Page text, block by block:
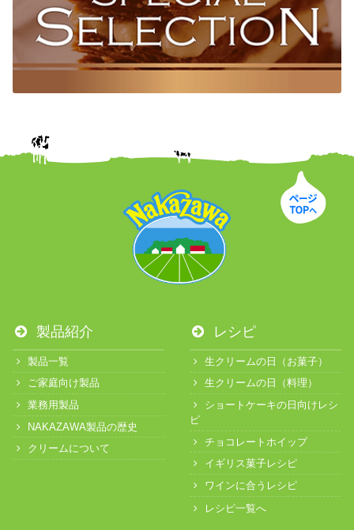
製品紹介
製品一覧
ご家庭向け製品
業務用製品
NAKAZAWA製品の歴史
クリームについて
レシピ
生クリームの日（お菓子）
生クリームの日（料理）
ショートケーキの日向けレシ
ピ
チョコレートホイップ
イギリス菓子レシピ
ワインに合うレシピ
レシピ一覧へ